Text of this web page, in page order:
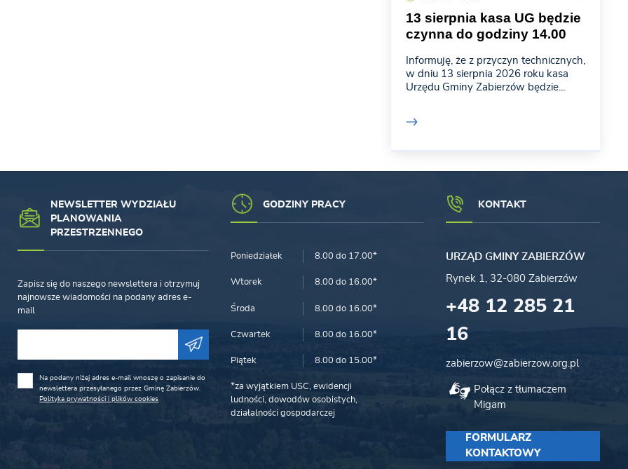
13 sierpnia kasa UG będzie
czynna do godziny 14.00
Informuję, że z przyczyn technicznych,
w dniu 13 sierpnia 2026 roku kasa
Urzędu Gminy Zabierzów będzie...
NEWSLETTER WYDZIAŁU
PLANOWANIA
PRZESTRZENNEGO
Zapisz się do naszego newslettera i otrzymuj
najnowsze wiadomości na podany adres e-
mail
Na podany niżej adres e-mail wnoszę o zapisanie do
newslettera przesyłanego przez Gminę Zabierzów.
Polityka prywatności i plików cookies
GODZINY PRACY
Poniedziałek 8.00 do 17.00*
Wtorek 8.00 do 16.00*
Środa 8.00 do 16.00*
Czwartek 8.00 do 16.00*
Piątek 8.00 do 15.00*
*za wyjątkiem USC, ewidencji
ludności, dowodów osobistych,
działalności gospodarczej
KONTAKT
URZĄD GMINY ZABIERZÓW
Rynek 1, 32-080 Zabierzów
+48 12 285 21
16
zabierzow@zabierzow.org.pl
Połącz z tłumaczem
Migam
FORMULARZ
KONTAKTOWY